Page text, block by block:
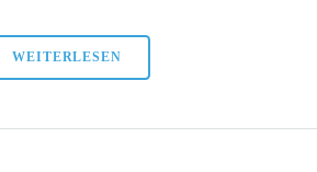
WEITERLESEN